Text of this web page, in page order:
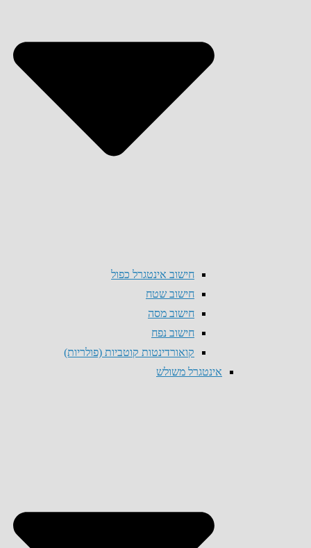
חישוב אינטגרל כפול
חישוב שטח
חישוב מסה
חישוב נפח
קואורדינטות קוטביות (פולריות)
אינטגרל משולש